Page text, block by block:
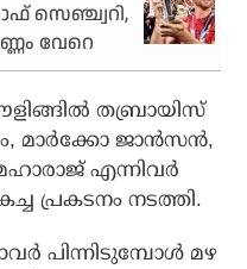
സെഞ്ച്വറി,
വേറെ
തബ്രായിസ്
മാര്‍ക്കോ ജാന്‍സന്‍,
എന്നിവര്‍
പ്രകടനം നടത്തി.
പിന്നിടുമ്പോള്‍ മഴ